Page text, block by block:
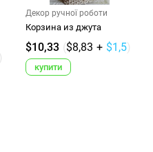
Декор ручної роботи
Корзина из джута
$10,33 ($8,83 + $1,5)
купити